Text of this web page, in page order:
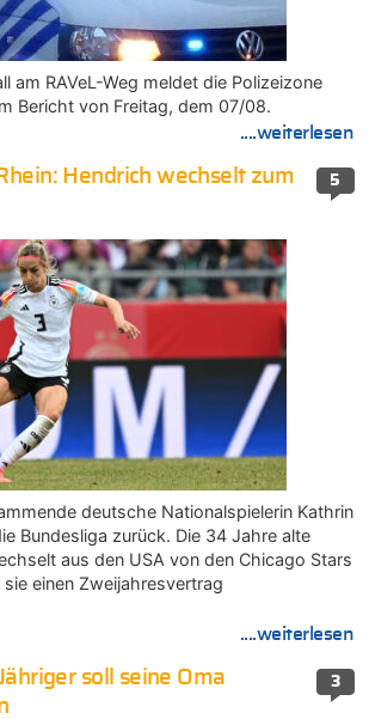
am RAVeL-Weg meldet die Polizeizone
Bericht von Freitag, dem 07/08.
....weiterlesen
5
Hendrich wechselt zum
deutsche Nationalspielerin Kathrin
Bundesliga zurück. Die 34 Jahre alte
aus den USA von den Chicago Stars
sie einen Zweijahresvertrag
....weiterlesen
3
soll seine Oma